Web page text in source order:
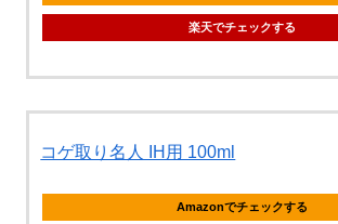
楽天でチェックする
コゲ取り名人 IH用 100ml
Amazonでチェックする